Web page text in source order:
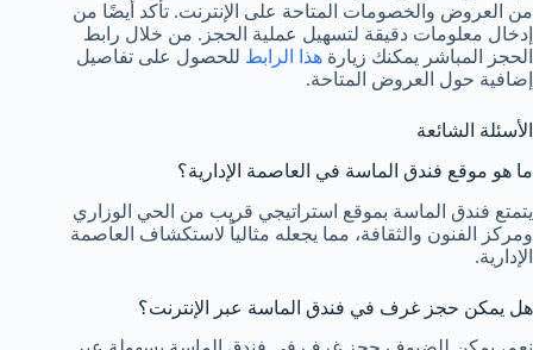
من العروض والخصومات المتاحة على الإنترنت. تأكد أيضًا من
إدخال معلومات دقيقة لتسهيل عملية الحجز. من خلال رابط
الحجز المباشر يمكنك زيارة هذا الرابط للحصول على تفاصيل
إضافية حول العروض المتاحة.
الأسئلة الشائعة
ما هو موقع فندق الماسة في العاصمة الإدارية؟
يتمتع فندق الماسة بموقع استراتيجي قريب من الحي الوزاري
ومركز الفنون والثقافة، مما يجعله مثالياً لاستكشاف العاصمة
الإدارية.
هل يمكن حجز غرف في فندق الماسة عبر الإنترنت؟